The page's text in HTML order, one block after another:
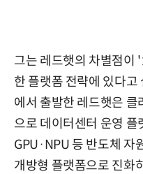
그는 레드햇의 차별점이
한 플랫폼 전략에 있다고
에서 출발한 레드햇은
으로 데이터센터 운영
GPU·NPU 등 반도체 자
개방형 플랫폼으로 진화